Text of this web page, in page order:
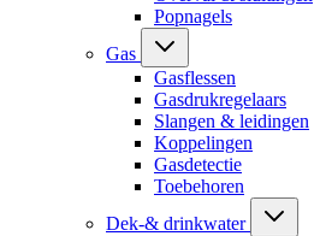
Popnagels
Gas
Gasflessen
Gasdrukregelaars
Slangen & leidingen
Koppelingen
Gasdetectie
Toebehoren
Dek-& drinkwater